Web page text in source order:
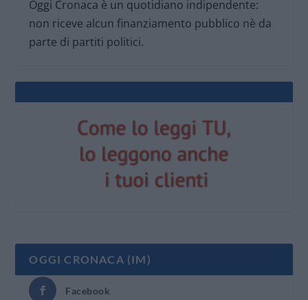
Oggi Cronaca è un quotidiano indipendente:
non riceve alcun finanziamento pubblico nè da
parte di partiti politici.
OGGI CRONACA (IM)
Facebook